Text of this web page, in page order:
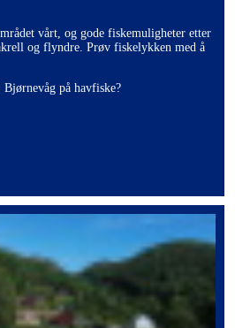
vårt, og gode fiskemuligheter etter
og flyndre. Prøv fiskelykken med å
på havfiske?